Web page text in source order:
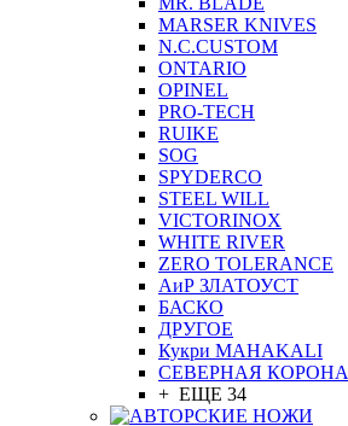
MARSER KNIVES
N.C.CUSTOM
ONTARIO
OPINEL
PRO-TECH
RUIKE
SOG
SPYDERCO
STEEL WILL
VICTORINOX
WHITE RIVER
ZERO TOLERANCE
АиР ЗЛАТОУСТ
БАСКО
ДРУГОЕ
Кукри MAHAKALI
СЕВЕРНАЯ КОРОНА
+ ЕЩЕ 34